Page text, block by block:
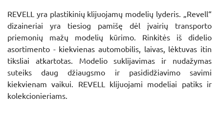
REVELL yra plastikinių klijuojamų modelių lyderis. „Revell“
dizaineriai yra tiesiog pamišę dėl įvairių transporto
priemonių mažų modelių kūrimo. Rinkitės iš didelio
asortimento - kiekvienas automobilis, laivas, lėktuvas itin
tiksliai atkartotas. Modelio suklijavimas ir nudažymas
suteiks daug džiaugsmo ir pasididžiavimo savimi
kiekvienam vaikui. REVELL klijuojami modeliai patiks ir
kolekcionieriams.